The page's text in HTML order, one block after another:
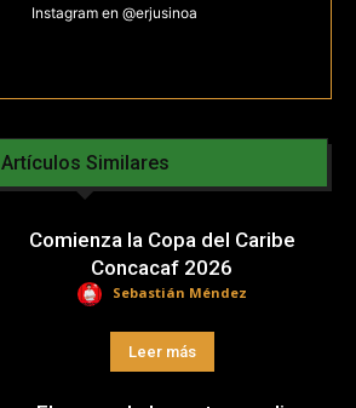
Instagram en @erjusinoa
Artículos Similares
Comienza la Copa del Caribe
Concacaf 2026
Sebastián Méndez
Leer más